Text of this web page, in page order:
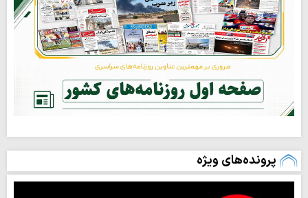
پرونده‌های ویژه